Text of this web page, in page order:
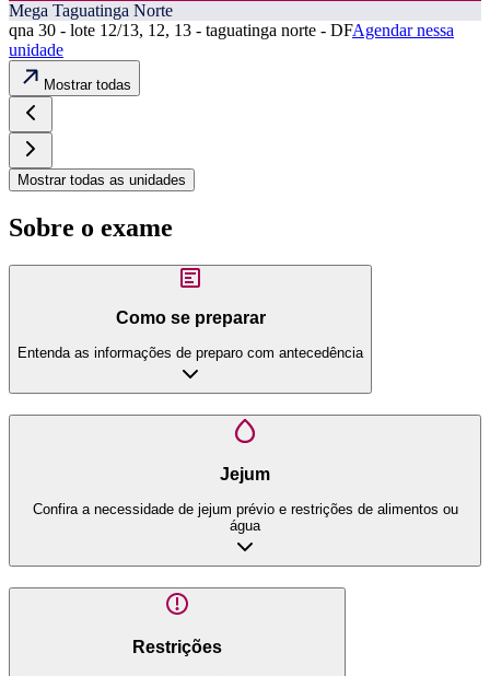
Mega Taguatinga Norte
qna 30 - lote 12/13, 12, 13 - taguatinga norte - DFAgendar nessa
unidade
Mostrar todas
Mostrar todas as unidades
Sobre o exame
Como se preparar
Entenda as informações de preparo com antecedência
Jejum
Confira a necessidade de jejum prévio e restrições de alimentos ou
água
Restrições